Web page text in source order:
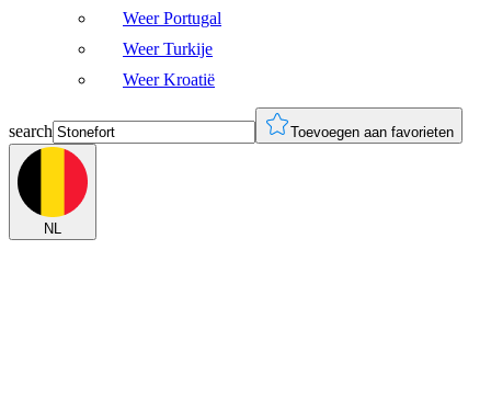
Weer Portugal
Weer Turkije
Weer Kroatië
search Toevoegen aan favorieten
NL